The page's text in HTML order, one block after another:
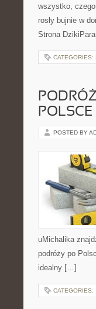
wszystko,
rosły bujnie w
Strona
CATEGORIES:
POLSCE
POSTED BY
uMichalika
podróży po
idealny […]
CATEGORIES: